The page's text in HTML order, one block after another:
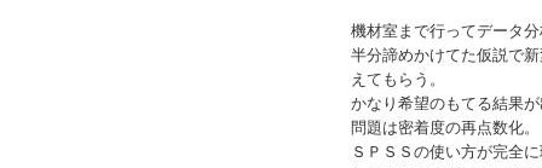
機材室まで行ってデータ
半分諦めかけてた仮説で
えてもらう。
かなり希望のもてる結果
問題は密着度の再点数化。
ＳＰＳＳの使い方が完全